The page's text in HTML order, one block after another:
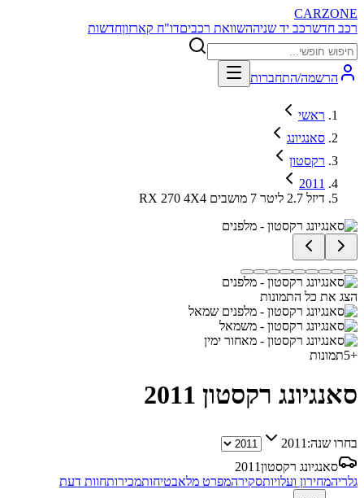
CARZONE
רכב חדשרכב יד שניההשוואת רכביםדו"ח קארזוןחדשות
הרשמה/התחברות
ראשי
סאנגיונג
רקסטון
2011
RX 270 4X4 דיזל 2.7 ליטר 7 מושבים
הצג את כל התמונות
+
5תמונות
סאנגיונג רקסטון 2011
בחרו שנה: 2011
סאנגיונג רקסטון2011
גלריהמחירון ועלויותסקירהמפרט מלאבטיחותמכירותחוות דעת